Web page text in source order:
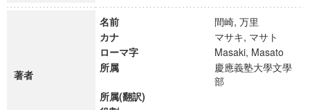
著者
名前
間崎, 万里
カナ
マサキ, マサト
ローマ字
Masaki, Masato
所属
慶應義塾大學文學
部
所属(翻訳)